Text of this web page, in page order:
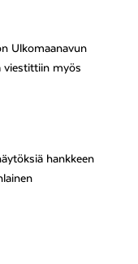
Ulkomaanavun
viestittiin myös
hankkeen